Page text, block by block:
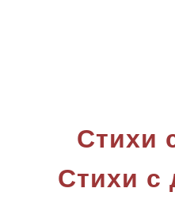
Стихи
Стихи с